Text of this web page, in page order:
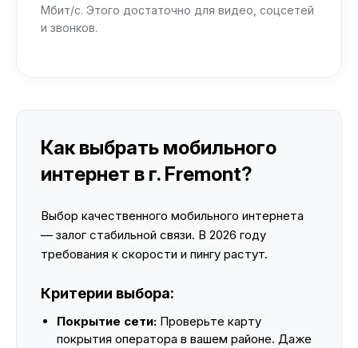
Мбит/с. Этого достаточно для видео, соцсетей
и звонков.
Как выбрать мобильного
интернет в г. Fremont?
Выбор качественного мобильного интернета
— залог стабильной связи. В 2026 году
требования к скорости и пингу растут.
Критерии выбора:
Покрытие сети: Проверьте карту
покрытия оператора в вашем районе. Даже